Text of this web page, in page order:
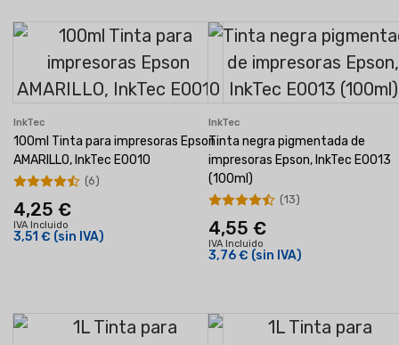
InkTec
100ml Tinta para impresoras Epson
AMARILLO, InkTec E0010
4,25 €
IVA Incluido
3,51 € (sin IVA)
(6)
InkTec
Tinta negra pigmentada de
impresoras Epson, InkTec E0013
(100ml)
4,55 €
IVA Incluido
3,76 € (sin IVA)
(13)